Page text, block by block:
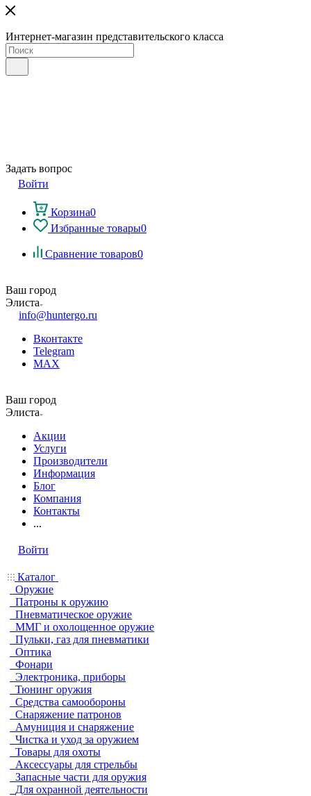
Интернет-магазин представительского класса
Задать вопрос
Войти
Корзина0
Избранные товары0
Сравнение товаров0
Ваш город
Элиста
info@huntergo.ru
Вконтакте
Telegram
MAX
Ваш город
Элиста
Акции
Услуги
Производители
Информация
Блог
Компания
Контакты
...
Войти
Каталог
Оружие
Патроны к оружию
Пневматическое оружие
ММГ и охолощенное оружие
Пульки, газ для пневматики
Оптика
Фонари
Электроника, приборы
Тюнинг оружия
Средства самообороны
Снаряжение патронов
Амуниция и снаряжение
Чистка и уход за оружием
Товары для охоты
Аксессуары для стрельбы
Запасные части для оружия
Для охранной деятельности